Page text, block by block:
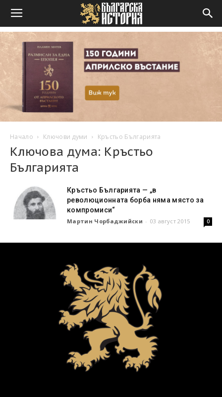
Начало Ключови думи Кръстьо Българията
Ключова дума: Кръстьо
Българията
Кръстьо Българията — „в
революционната борба няма място за
компромиси“
Мартин Чорбаджийски - 03 август 2015 0